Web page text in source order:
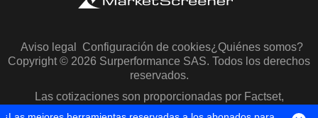
Aviso legal Configuración de cookies¿Quiénes somos?
Copyright © 2026 Surperformance SAS. Todos los derechos
reservados.
Las cotizaciones son proporcionadas por Factset,
Morningstar y S&P Capital IQ